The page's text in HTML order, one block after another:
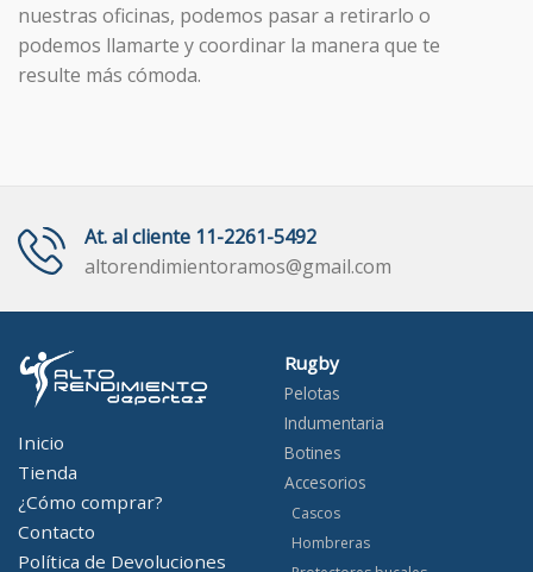
nuestras oficinas, podemos pasar a retirarlo o
podemos llamarte y coordinar la manera que te
resulte más cómoda.
At. al cliente 11-2261-5492
altorendimientoramos@gmail.com
Inicio
Tienda
¿Cómo comprar?
Contacto
Política de Devoluciones
Rugby
Pelotas
Indumentaria
Botines
Accesorios
Cascos
Hombreras